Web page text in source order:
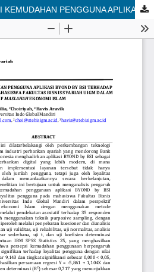
PENGARUH PERSEPSI KEMUDAHAN PENGGUNA APLIKASI BYOND BY BSI TERHADAP LOYALITAS PENGGUNA PADA MAHASISWA FAKULTAS BISNIS SYARIAH UIGM DALAM PERSPEKTIF MASLAHAH EKONOMI ISLAM